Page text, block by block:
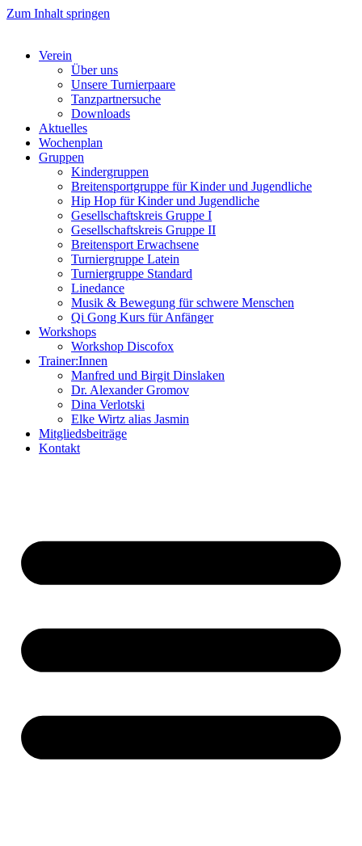
Zum Inhalt springen
Verein
Über uns
Unsere Turnierpaare
Tanzpartnersuche
Downloads
Aktuelles
Wochenplan
Gruppen
Kindergruppen
Breitensportgruppe für Kinder und Jugendliche
Hip Hop für Kinder und Jugendliche​
Gesellschaftskreis Gruppe I
Gesellschaftskreis Gruppe II
Breitensport Erwachsene
Turniergruppe Latein
Turniergruppe Standard
Linedance
Musik & Bewegung für schwere Menschen​
Qi Gong Kurs für Anfänger
Workshops
Workshop Discofox
Trainer:Innen
Manfred und Birgit Dinslaken
Dr. Alexander Gromov
Dina Verlotski
Elke Wirtz alias Jasmin
Mitgliedsbeiträge
Kontakt